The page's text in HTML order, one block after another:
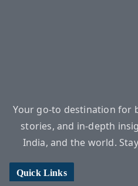
Your go-to destination for
stories, and in-depth
India, and the world.
Quick Links